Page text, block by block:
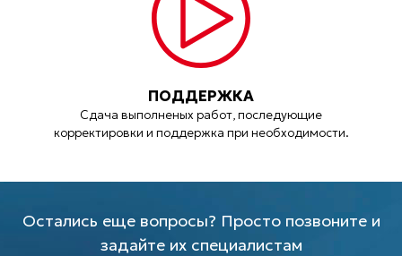
ПОДДЕРЖКА
Сдача выполненых работ, последующие
корректировки и поддержка при необходимости.
Остались еще вопросы? Просто позвоните и
задайте их специалистам